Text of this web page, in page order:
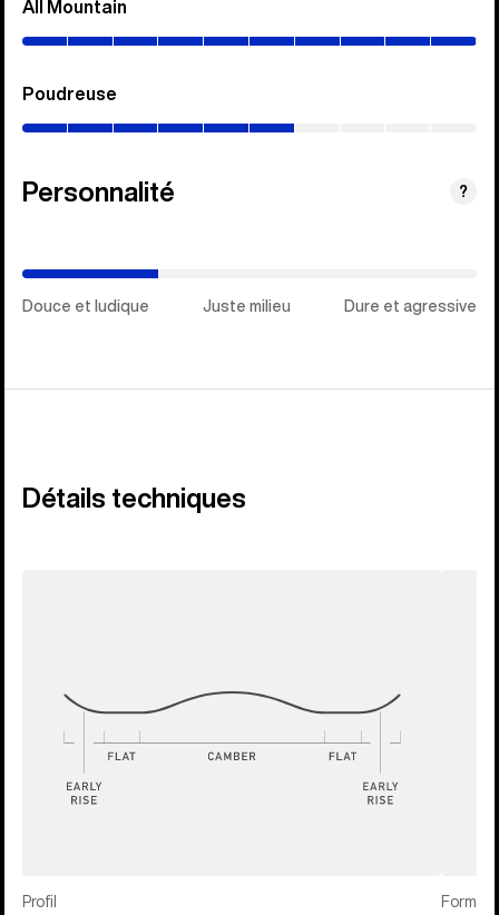
All Mountain
Poudreuse
Personnalité ?
Douce et ludique Juste milieu Dure et agressive
Détails techniques
Profil Forme